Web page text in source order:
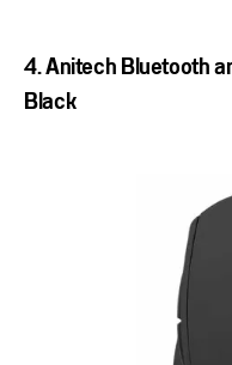
4. Anitech Bluetooth
Black